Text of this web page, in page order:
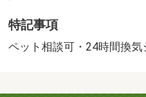
その他のプラン：別途打
２・賃貸保証等：加入要
特記事項
ペット相談可・24時間換